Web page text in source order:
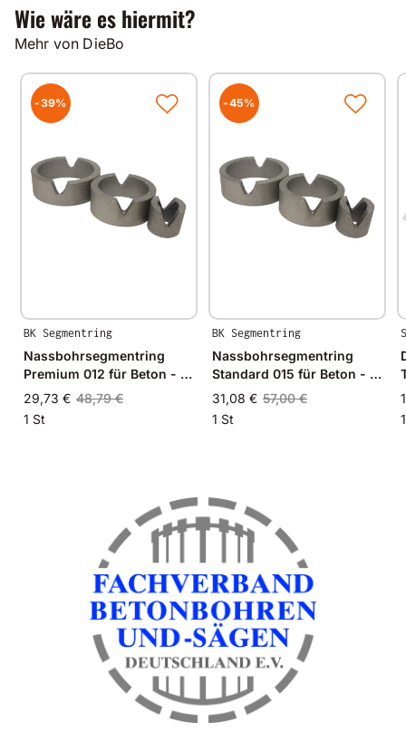
Wie wäre es hiermit?
Mehr von DieBo
-39%
BK Segmentring
Nassbohrsegmentring
Premium 012 für Beton - Ø
32mm - 32/27mm
29,73 € 48,79 €
1 St
-45%
BK Segmentring
Nassbohrsegmentring
Standard 015 für Beton - Ø
30mm - 30/25mm
31,08 € 57,00 €
1 St